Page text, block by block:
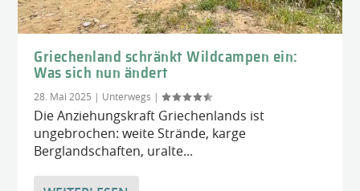
Griechenland schränkt Wildcampen ein:
Was sich nun ändert
28. Mai 2025 | Unterwegs |
Die Anziehungskraft Griechenlands ist
ungebrochen: weite Strände, karge
Berglandschaften, uralte...